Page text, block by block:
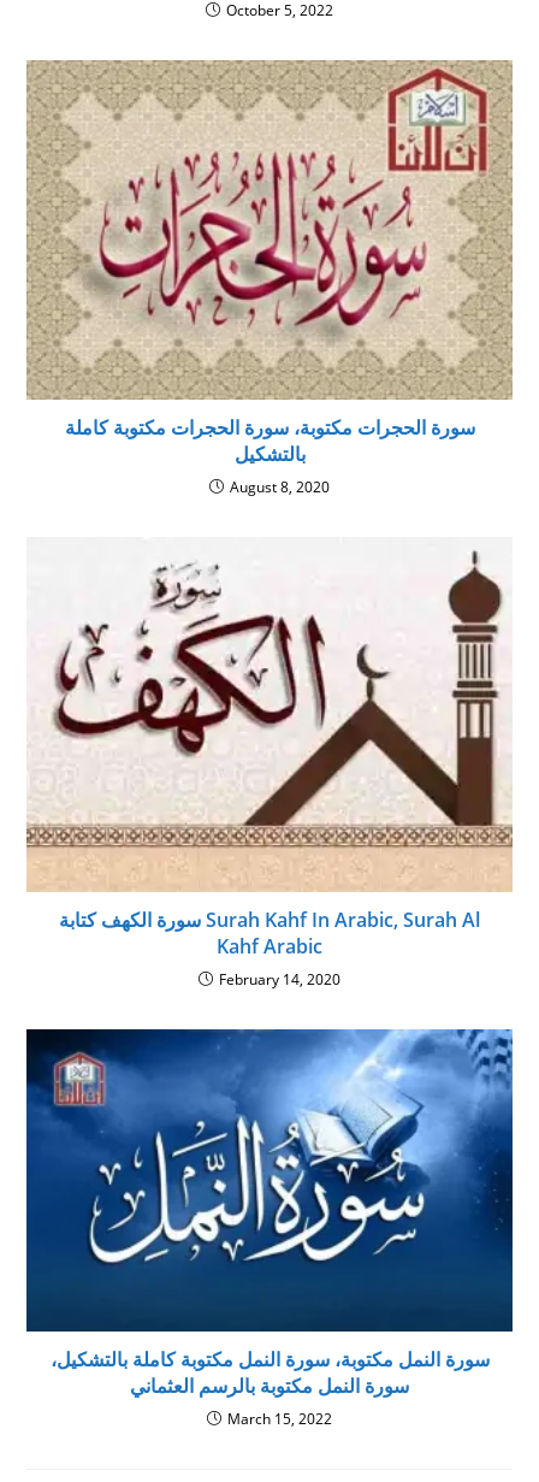
October 5, 2022
سورة الحجرات مكتوبة، سورة الحجرات مكتوبة كاملة
بالتشكيل
August 8, 2020
سورة الكهف كتابة Surah Kahf In Arabic, Surah Al
Kahf Arabic
February 14, 2020
سورة النمل مكتوبة، سورة النمل مكتوبة كاملة بالتشكيل،
سورة النمل مكتوبة بالرسم العثماني
March 15, 2022